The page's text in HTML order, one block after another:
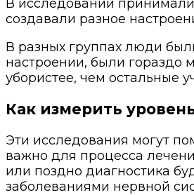
В исследовании
создавали разное
В разных группах люди
настроении, были гораздо
убористее, чем остальные
Как измерить
Эти исследования могут
важно для процесса
или поздно диагностика
заболеваниями нервной